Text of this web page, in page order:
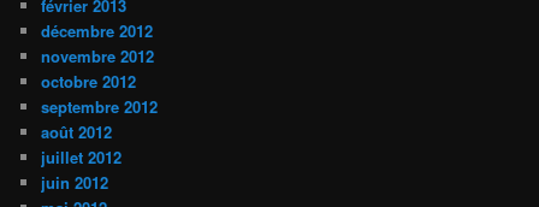
février 2013
décembre 2012
novembre 2012
octobre 2012
septembre 2012
août 2012
juillet 2012
juin 2012